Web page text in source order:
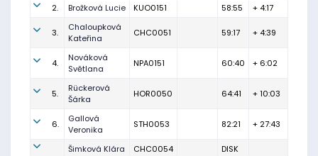
2. Brožková Lucie KUO0151 58:55 + 4:17
3.
Chaloupková
Kateřina
CHC0051 59:17 + 4:39
4.
Nováková
Světlana
NPA0151 60:40 + 6:02
5.
Rückerová
Šárka
HOR0050 64:41 + 10:03
6.
Gallová
Veronika
STH0053 82:21 + 27:43
Šimková Klára CHC0054 DISK